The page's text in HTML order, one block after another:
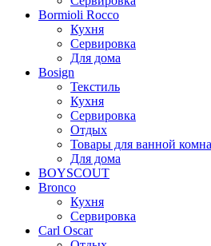
Bormioli Rocco
Кухня
Сервировка
Для дома
Bosign
Текстиль
Кухня
Сервировка
Отдых
Товары для ванной
Для дома
BOYSCOUT
Bronco
Кухня
Сервировка
Carl Oscar